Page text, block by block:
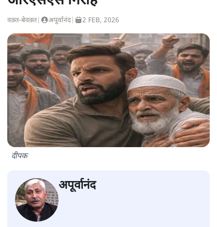
वक़्त-बेवक़्त अपूर्वानंद| 2 FEB, 2026
दीपक
अपूर्वानंद